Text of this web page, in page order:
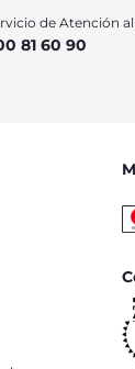
de Atención
81 60 90